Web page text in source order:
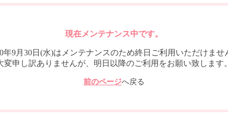
現在メンテナンス中です。
年9月30日(水)はメンテナンスのため終日ご利用いただけませ
変申し訳ありませんが、明日以降のご利用をお願い致します
前のページへ戻る